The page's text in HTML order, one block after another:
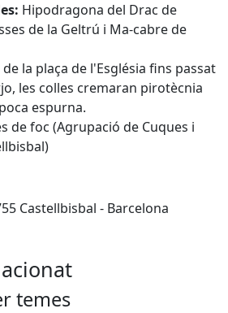
Hipodragona del Drac de
de la Geltrú i Ma-cabre de
de la plaça de l'Església fins passat
les colles cremaran pirotècnia
espurna.
de foc (Agrupació de Cuques i
Castellbisbal - Barcelona
temes